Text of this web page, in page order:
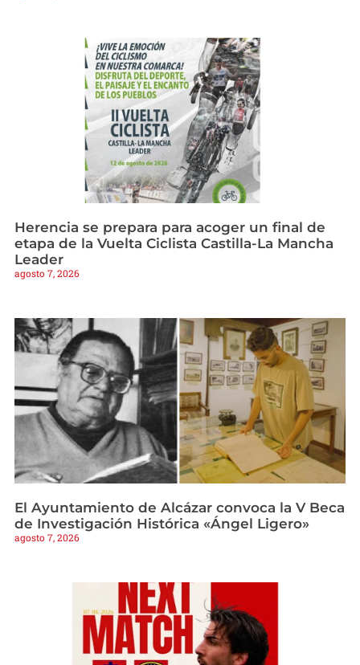
Herencia se prepara para acoger un final de
etapa de la Vuelta Ciclista Castilla-La Mancha
Leader
agosto 7, 2026
El Ayuntamiento de Alcázar convoca la V Beca
de Investigación Histórica «Ángel Ligero»
agosto 7, 2026